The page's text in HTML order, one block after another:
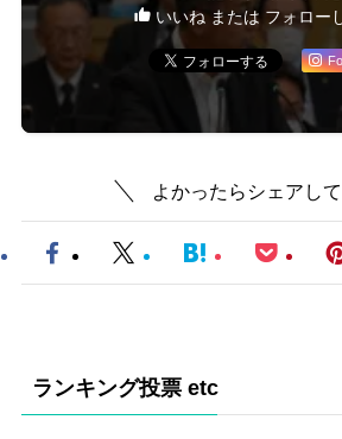
いいね または フォロー
よかったらシェアして
ランキング投票 etc